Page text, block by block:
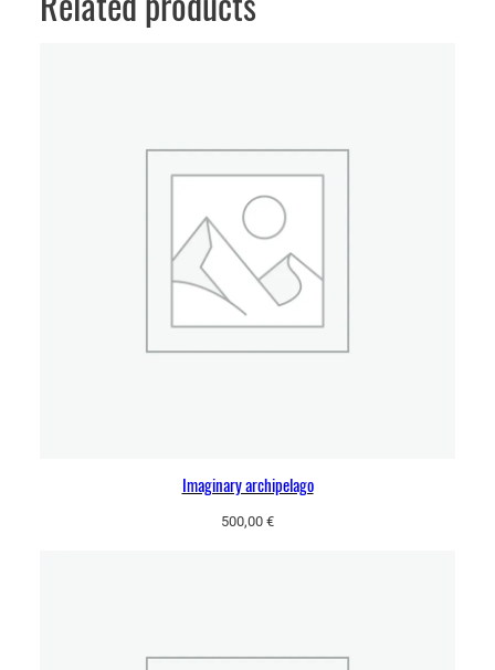
Imaginary archipelago
500,00 €